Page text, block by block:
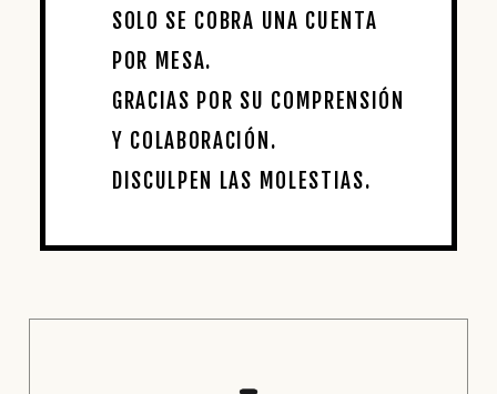
SOLO SE COBRA UNA CUENTA
POR MESA.
GRACIAS POR SU COMPRENSIÓN
Y COLABORACIÓN.
DISCULPEN LAS MOLESTIAS.